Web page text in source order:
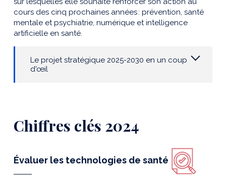
cours des cinq prochaines années : prévention, santé
mentale et psychiatrie, numérique et intelligence
artificielle en santé.
Le projet stratégique 2025-2030 en un coup
d'œil
Chiffres clés 2024
Évaluer les technologies de santé